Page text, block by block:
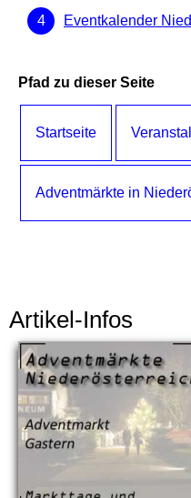
Eventkalender
Pfad zu dieser Seite
Startseite
Adventmärkte in
Artikel-Infos